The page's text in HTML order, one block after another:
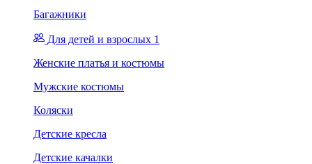
Багажники
Для детей и взрослых 1
Женские платья и костюмы
Мужские костюмы
Коляски
Детские кресла
Детские качалки